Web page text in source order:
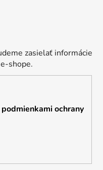
zasielať informácie
shope.
podmienkami ochrany